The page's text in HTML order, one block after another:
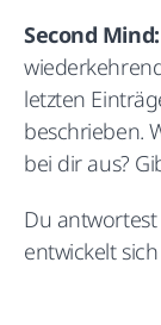
Second Mind:
letzten
beschrieben.
bei dir aus?
Du
entwickelt